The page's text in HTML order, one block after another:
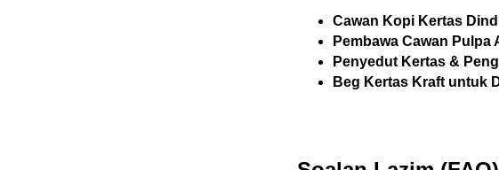
Cawan Kopi Kertas
Pembawa Cawan Pulpa
Penyedut Kertas &
Beg Kertas Kraft untuk